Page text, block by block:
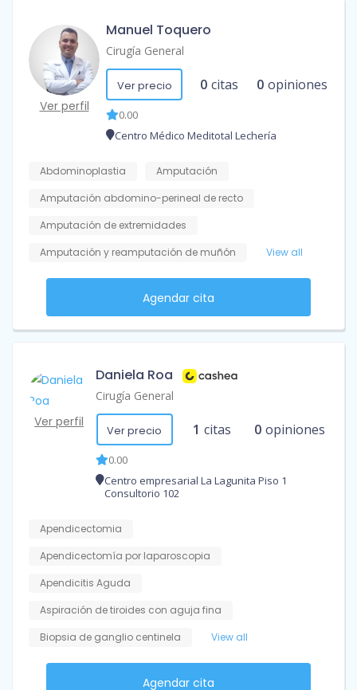
Ver perfil
Manuel Toquero
Cirugía General
Ver precio 0 citas 0 opiniones
0.00
Centro Médico Meditotal Lechería
Abdominoplastia
Amputación
Amputación abdomino-perineal de recto
Amputación de extremidades
Amputación y reamputación de muñón
View all
Agendar cita
Ver perfil
Daniela Roa
Cirugía General
Ver precio 1 citas 0 opiniones
0.00
Centro empresarial La Lagunita Piso 1
Consultorio 102
Apendicectomia
Apendicectomía por laparoscopia
Apendicitis Aguda
Aspiración de tiroides con aguja fina
Biopsia de ganglio centinela
View all
Agendar cita